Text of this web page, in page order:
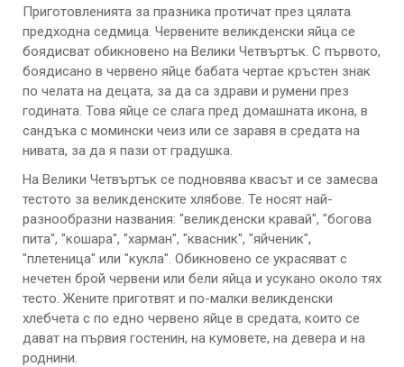
Приготовленията за празника протичат през цялата
предходна седмица. Червените великденски яйца се
боядисват обикновено на Велики Четвъртък. С първото,
боядисано в червено яйце бабата чертае кръстен знак
по челата на децата, за да са здрави и румени през
годината. Това яйце се слага пред домашната икона, в
сандъка с момински чеиз или се заравя в средата на
нивата, за да я пази от градушка.
На Велики Четвъртък се подновява квасът и се замесва
тестото за великденските хлябове. Те носят най-
разнообразни названия: "великденски кравай", "богова
пита", "кошара", "харман", "квасник", "яйченик",
"плетеница" или "кукла". Обикновено се украсяват с
нечетен брой червени или бели яйца и усукано около тях
тесто. Жените приготвят и по-малки великденски
хлебчета с по едно червено яйце в средата, които се
дават на първия гостенин, на кумовете, на девера и на
роднини.